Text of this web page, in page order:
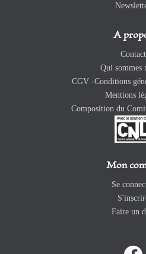
A
Contact
Qui sommes
CGV -Conditions
Mentions
Composition du
Mon
Se
Faire un